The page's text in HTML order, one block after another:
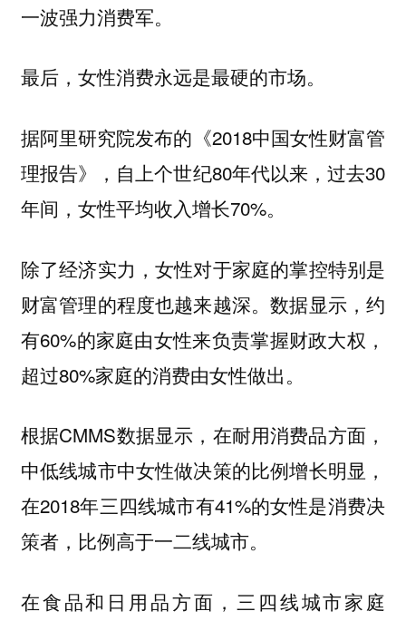
一波强力消费军。
最后，女性消费永远是最硬的市场。
据阿里研究院发布的《2018中国女性财富管
理报告》，自上个世纪80年代以来，过去30
年间，女性平均收入增长70%。
除了经济实力，女性对于家庭的掌控特别是
财富管理的程度也越来越深。数据显示，约
有60%的家庭由女性来负责掌握财政大权，
超过80%家庭的消费由女性做出。
根据CMMS数据显示，在耐用消费品方面，
中低线城市中女性做决策的比例增长明显，
在2018年三四线城市有41%的女性是消费决
策者，比例高于一二线城市。
在食品和日用品方面，三四线城市家庭